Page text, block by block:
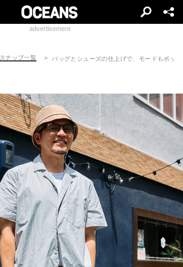
advertisement
スナップ一覧 バッグとシューズの仕上げで、モードもポッ